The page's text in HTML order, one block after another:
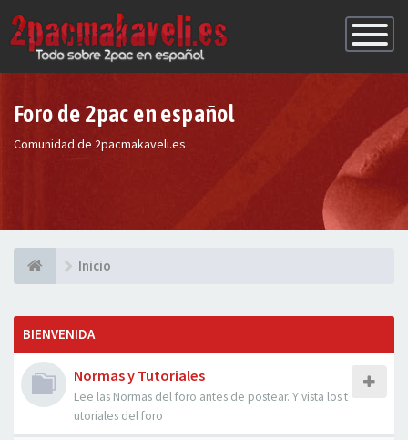
de
Foro de 2pac en español
Comunidad de 2pacmakaveli.es
Inicio
BIENVENIDA
Normas y Tutoriales
Lee las Normas del foro antes de postear. Y vista los t
utoriales del foro